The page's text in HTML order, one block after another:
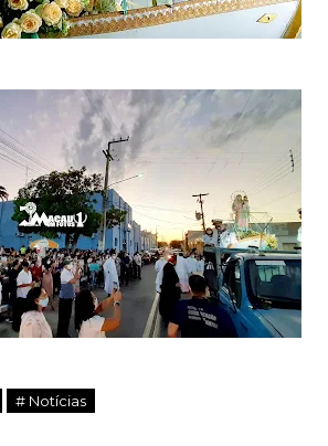
# Notícias